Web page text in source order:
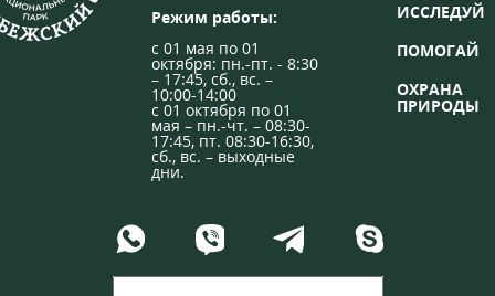
Режим работы:
с 01 мая по 01
октября: пн.-пт. - 8:30
– 17:45, сб., вс. –
10:00-14:00
с 01 октября по 01
мая – пн.-чт. – 08:30-
17:45, пт. 08:30-16:30,
сб., вс. – выходные
дни.
ИССЛЕДУЙ
ПОМОГАЙ
ОХРАНА
ПРИРОДЫ